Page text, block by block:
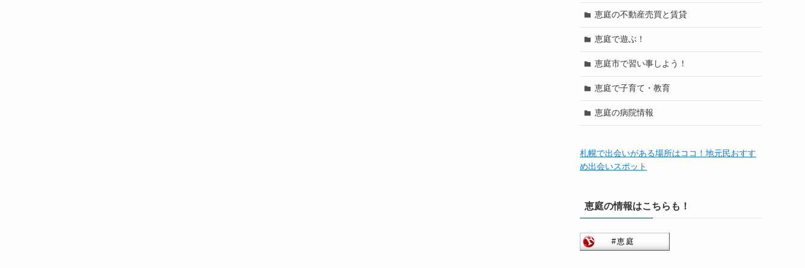
恵庭の不動産売買と賃貸
恵庭で遊ぶ！
恵庭市で習い事しよう！
恵庭で子育て・教育
恵庭の病院情報
札幌で出会いがある場所はココ！地元民おすす
め出会いスポット
恵庭の情報はこちらも！